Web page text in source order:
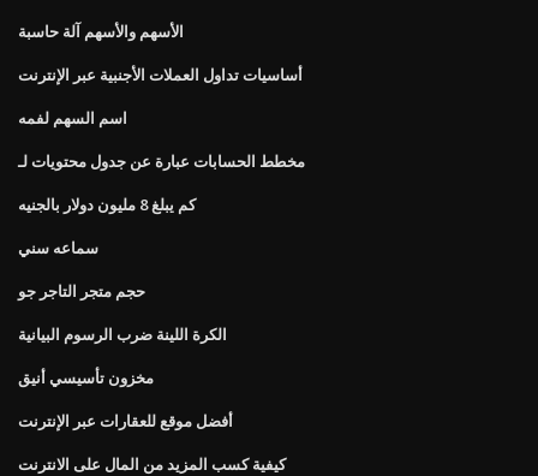
الأسهم والأسهم آلة حاسبة
أساسيات تداول العملات الأجنبية عبر الإنترنت
اسم السهم لفمه
مخطط الحسابات عبارة عن جدول محتويات لـ
كم يبلغ 8 مليون دولار بالجنيه
سماعه سني
حجم متجر التاجر جو
الكرة اللينة ضرب الرسوم البيانية
مخزون تأسيسي أنيق
أفضل موقع للعقارات عبر الإنترنت
كيفية كسب المزيد من المال على الانترنت